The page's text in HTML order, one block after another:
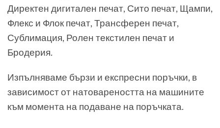
Директен дигитален печат, Сито печат, Щампи,
Флекс и Флок печат, Трансферен печат,
Сублимация, Ролен текстилен печат и
Бродерия.
Изпълняваме бързи и експресни поръчки, в
зависимост от натовареността на машините
към момента на подаване на поръчката.